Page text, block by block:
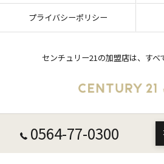
0564-77-0300
プライバシーポリシー
センチュリー21の加盟店は、すべ
© 2026 愛知県岡崎市の不動産売却ならセンチュ
RESERVED.